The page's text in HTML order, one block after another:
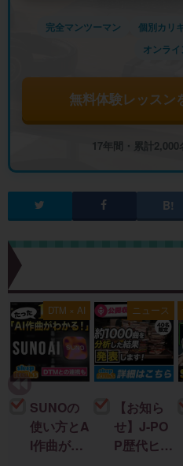
完全マンツーマン 個別カリ
オンラ
無料体験レッス
17年間・累計
新着記事一覧
DTM × AI
SUNOの
使い方とA
I作曲がわ
ニュース
【お知ら
せ】J-PO
P歴代ヒッ